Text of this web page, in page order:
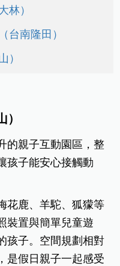
林）
台南隆田）
）
）
的親子互動園區，整
孩子能安心接觸動
花鹿、羊駝、狐獴等
裝置與簡單兒童遊
孩子。空間規劃相對
是假日親子一起感受